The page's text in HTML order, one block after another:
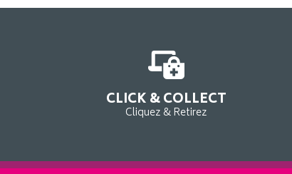
CLICK & COLLECT
Cliquez & Retirez